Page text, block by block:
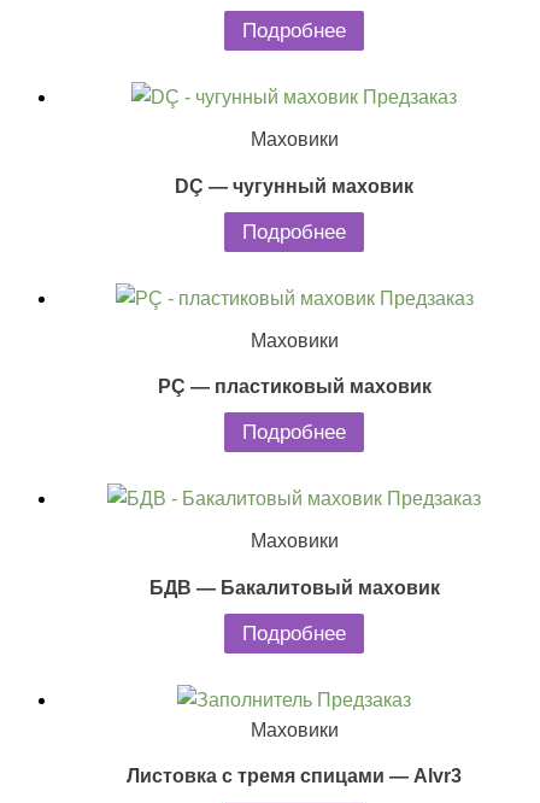
Подробнее
Предзаказ
Маховики
DÇ — чугунный маховик
Подробнее
Предзаказ
Маховики
PÇ — пластиковый маховик
Подробнее
Предзаказ
Маховики
БДВ — Бакалитовый маховик
Подробнее
Предзаказ
Маховики
Листовка с тремя спицами — Alvr3